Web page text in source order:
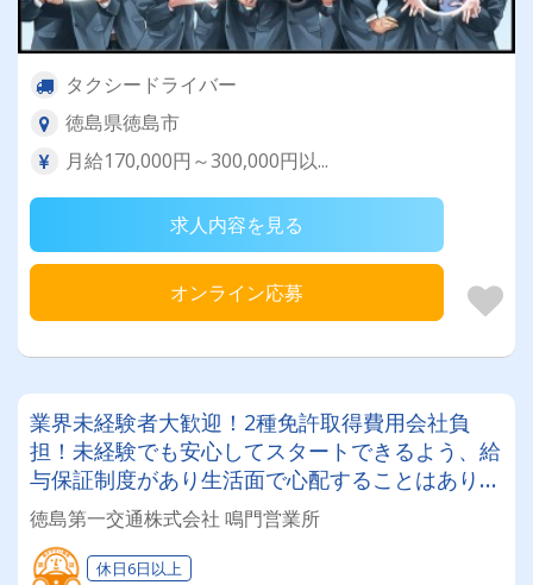
タクシードライバー
徳島県徳島市
月給170,000円～300,000円以...
求人内容を見る
オンライン応募
業界未経験者大歓迎！2種免許取得費用会社負
担！未経験でも安心してスタートできるよう、給
与保証制度があり生活面で心配することはありま
せん！ぜひチャレンジしてみませんか！
徳島第一交通株式会社 鳴門営業所
休日6日以上